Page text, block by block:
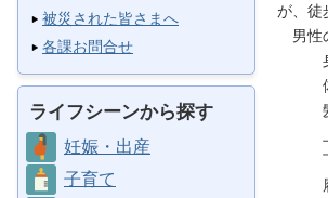
被災された皆さまへ
各課お問合せ
ライフシーンから探す
妊娠・出産
子育て
が、徒
男性
身長
体
髪
上衣
下
履き